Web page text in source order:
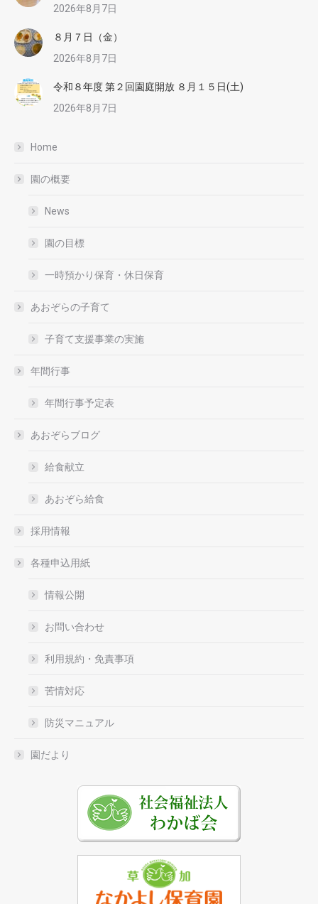
2026年8月7日
８月７日（金）
2026年8月7日
令和８年度 第２回園庭開放 ８月１５日(土)
2026年8月7日
Home
園の概要
News
園の目標
一時預かり保育・休日保育
あおぞらの子育て
子育て支援事業の実施
年間行事
年間行事予定表
あおぞらブログ
給食献立
あおぞら給食
採用情報
各種申込用紙
情報公開
お問い合わせ
利用規約・免責事項
苦情対応
防災マニュアル
園だより